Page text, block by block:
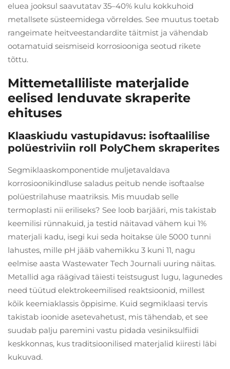
eluea jooksul saavutatav 35–40% kulu kokkuhoid
metallsete süsteemidega võrreldes. See muutus toetab
rangeimate heitveestandardite täitmist ja vähendab
ootamatuid seismiseid korrosiooniga seotud rikete
tõttu.
Mittemetalliliste materjalide
eelised lenduvate skraperite
ehituses
Klaaskiudu vastupidavus: isoftaalilise
polüestriviin roll PolyChem skraperites
Segmiklaaskomponentide muljetavaldava
korrosioonikindluse saladus peitub nende isoftaalse
polüestrilahuse maatriksis. Mis muudab selle
termoplasti nii eriliseks? See loob barjääri, mis takistab
keemilisi rünnakuid, ja testid näitavad vähem kui 1%
materjali kadu, isegi kui seda hoitakse üle 5000 tunni
lahustes, mille pH jääb vahemikku 3 kuni 11, nagu
eelmise aasta Wastewater Tech Journali uuring näitas.
Metallid aga räägivad täiesti teistsugust lugu, lagunedes
need tüütud elektrokeemilised reaktsioonid, millest
kõik keemiaklassis õppisime. Kuid segmiklaasi tervis
takistab ioonide asetevahetust, mis tähendab, et see
suudab palju paremini vastu pidada vesiniksulfiidi
keskkonnas, kus traditsioonilised materjalid kiiresti läbi
kukuvad.